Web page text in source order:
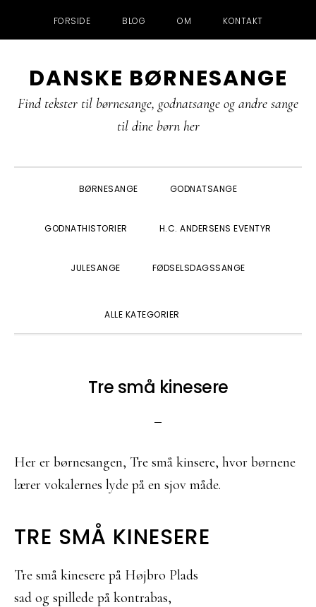
FORSIDE BLOG OM KONTAKT
direkte
til
indhold
direkte
til
direkte
til
DANSKE BØRNESANGE
Find tekster til børnesange, godnatsange og andre sange
til dine børn her
BØRNESANGE GODNATSANGE
GODNATHISTORIER H.C. ANDERSENS EVENTYR
JULESANGE FØDSELSDAGSSANGE
ALLE KATEGORIER
Tre små kinesere
Her er børnesangen, Tre små kinsere, hvor børnene
lærer vokalernes lyde på en sjov måde.
TRE SMÅ KINESERE
Tre små kinesere på Højbro Plads
sad og spillede på kontrabas,